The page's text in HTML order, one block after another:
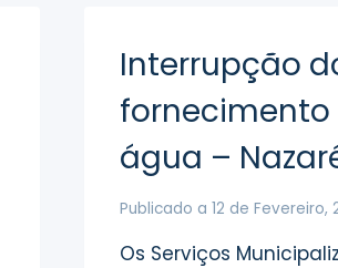
RESÍDUOS
URBANOS
Interrupção
fornecimento
água –
Publicado a 12 de Fevereiro,
Os Serviços